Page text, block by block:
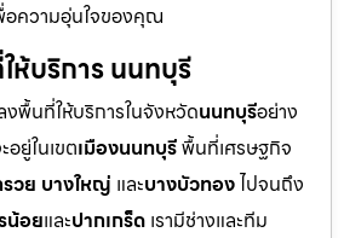
อความอุ่นใจของคุณ
ห้บริการ นนทบุรี
พื้นที่ให้บริการในจังหวัดนนทบุรีอย่าง
ยู่ในเขตเมืองนนทบุรีพื้นที่เศรษฐกิจ
วย บางใหญ่ และบางบัวทองไปจนถึง
น้อยและปากเกร็ด เรามีช่างและทีม